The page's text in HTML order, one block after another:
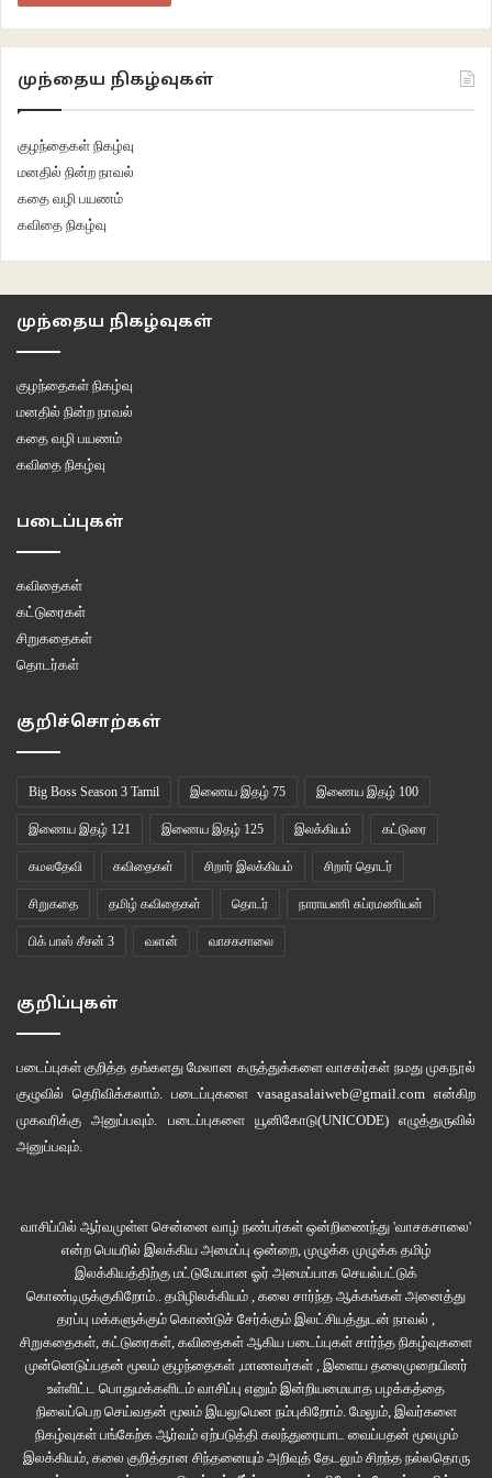
மக்களென எண்ணி
மாக்களை நீராட்டி
தம்முடல் நனைப்பர் இடையர்
வேட்டுவன் குறிக்கு தப்பி
அருகென வேரூன்றும்
நனி நாகரிகம்
நெடுவழி கடக்கையில்
நிறை சூலியென நினைவில்
தோன்றி நெஞ்சுடைந்து
விசும்பும் துவண்ட மூதாயின்
முந்தைய நிகழ்வுகள்
குழந்தைகள் நிகழ்வு
மனதில் நின்ற நாவல்
கதை வழி பயணம்
கவிதை நிகழ்வு
முந்தைய நிகழ்வுகள்
குழந்தைகள் நிகழ்வு
மனதில் நின்ற நாவல்
கதை வழி பயணம்
கவிதை நிகழ்வு
படைப்புகள்
கவிதைகள்
கட்டுரைகள்
சிறுகதைகள்
தொடர்கள்
குறிச்சொற்கள்
Big Boss Season 3 Tamil இணைய இதழ் 75 இணைய இதழ் 100
இணைய இதழ் 121 இணைய இதழ் 125 இலக்கியம் கட்டுரை
கமலதேவி கவிதைகள் சிறார் இலக்கியம் சிறார் தொடர்
சிறுகதை தமிழ் கவிதைகள் தொடர் நாராயணி சுப்ரமணியன்
பிக் பாஸ் சீசன் 3 வளன் வாசகசாலை
குறிப்புகள்
படைப்புகள் குறித்த தங்களது மேலான கருத்துக்களை வாசகர்கள் நமது முகநூல்
குழுவில் தெரிவிக்கலாம். படைப்புகளை vasagasalaiweb@gmail.com என்கிற
முகவரிக்கு அனுப்பவும். படைப்புகளை யூனிகோடு(UNICODE)எழுத்துருவில்
அனுப்பவும்.
வாசிப்பில் ஆர்வமுள்ள சென்னை வாழ் நண்பர்கள் ஒன்றிணைந்து 'வாசகசாலை'
என்ற பெயரில் இலக்கிய அமைப்பு ஒன்றை, முழுக்க முழுக்க தமிழ்
இலக்கியத்திற்கு மட்டுமேயான ஓர் அமைப்பாக செயல்பட்டுக்
கொண்டிருக்குகிறோம்.. தமிழிலக்கியம் , கலை சார்ந்த ஆக்கங்கள் அனைத்து
தரப்பு மக்களுக்கும் கொண்டுச் சேர்க்கும் இலட்சியத்துடன் நாவல் ,
சிறுகதைகள், கட்டுரைகள், கவிதைகள் ஆகிய படைப்புகள் சார்ந்த நிகழ்வுகளை
முன்னெடுப்பதன் மூலம் குழந்தைகள் ,மாணவர்கள் , இளைய தலைமுறையினர்
உள்ளிட்ட பொதுமக்களிடம் வாசிப்பு எனும் இன்றியமையாத பழக்கத்தை
நிலைப்பெற செய்வதன் மூலம் இயலுமென நம்புகிறோம். மேலும், இவர்களை
நிகழ்வுகள் பங்கேற்க ஆர்வம் ஏற்படுத்தி கலந்துரையாட வைப்பதன் மூலமும்
இலக்கியம், கலை குறித்தான சிந்தனையும் அறிவுத் தேடலும் சிறந்த நல்லதொரு